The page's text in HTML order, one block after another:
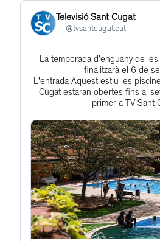
Televisió Sant Cugat
@tvsantcugat.cat
Get
to
this
La temporada d’enguany de
finalitzarà el 6 de
L'entrada Aquest estiu les
Cugat estaran obertes fins al
primer a TV Sant